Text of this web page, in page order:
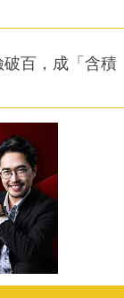
破百，成「含積